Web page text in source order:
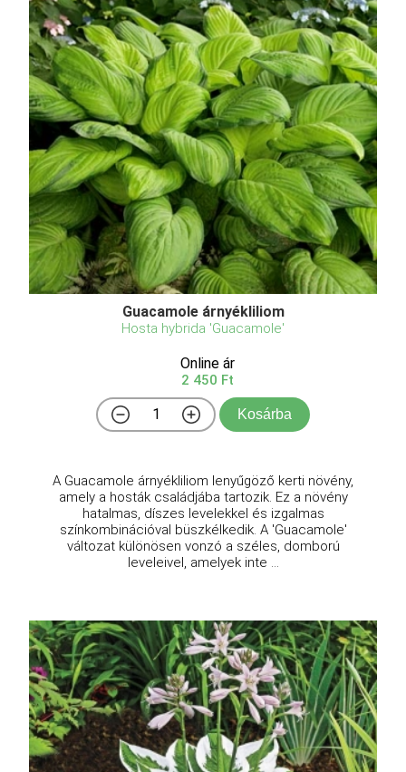
Guacamole árnyékliliom
Hosta hybrida 'Guacamole'
Online ár
2 450 Ft
Kosárba
A Guacamole árnyékliliom lenyűgöző kerti növény,
amely a hosták családjába tartozik. Ez a növény
hatalmas, díszes levelekkel és izgalmas
színkombinációval büszkélkedik. A 'Guacamole'
változat különösen vonzó a széles, domború
leveleivel, amelyek inte ...